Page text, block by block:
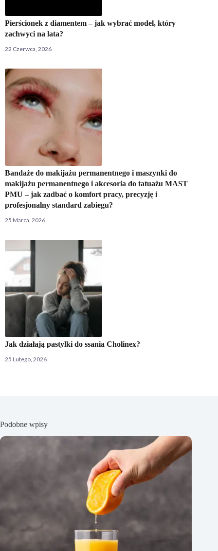
Pierścionek z diamentem – jak wybrać model, który
zachwyci na lata?
22 Czerwca, 2026
Bandaże do makijażu permanentnego i maszynki do
makijażu permanentnego i akcesoria do tatuażu MAST
PMU – jak zadbać o komfort pracy, precyzję i
profesjonalny standard zabiegu?
25 Marca, 2026
Jak działają pastylki do ssania Cholinex?
25 Lutego, 2026
Podobne wpisy